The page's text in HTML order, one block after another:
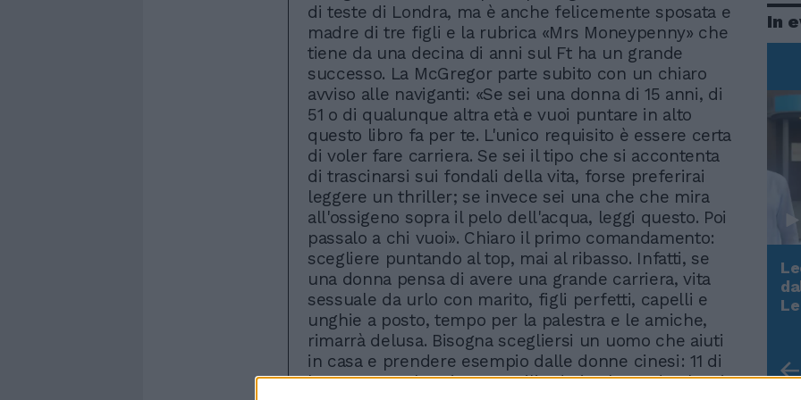
di teste di Londra, ma è anche felicemente sposata e
madre di tre figli e la rubrica «Mrs Moneypenny» che
tiene da una decina di anni sul Ft ha un grande
successo. La McGregor parte subito con un chiaro
avviso alle naviganti: «Se sei una donna di 15 anni, di
51 o di qualunque altra età e vuoi puntare in alto
questo libro fa per te. L'unico requisito è essere certa
di voler fare carriera. Se sei il tipo che si accontenta
di trascinarsi sui fondali della vita, forse preferirai
leggere un thriller; se invece sei una che che mira
all'ossigeno sopra il pelo dell'acqua, leggi questo. Poi
passalo a chi vuoi». Chiaro il primo comandamento:
scegliere puntando al top, mai al ribasso. Infatti, se
una donna pensa di avere una grande carriera, vita
sessuale da urlo con marito, figli perfetti, capelli e
unghie a posto, tempo per la palestra e le amiche,
rimarrà delusa. Bisogna scegliersi un uomo che aiuti
in casa e prendere esempio dalle donne cinesi: 11 di
loro sono tra le prime 20 miliardarie al mondo che si
In
Rudy Giuliani a Come States?
Trump, Meloni e la strategia
americana